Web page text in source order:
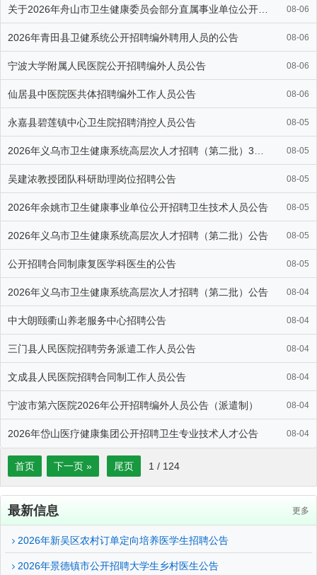
08-06
2026年青田县卫健系统公开招聘编外聘用人员的公告 08-06
宁波大学附属人民医院公开招聘编外人员公告 08-06
仙居县中医院医共体招聘编外工作人员公告 08-06
永嘉县碧莲镇中心卫生院招聘消控人员公告 08-05
08-05
吴建浓教授团队科研助理岗位招聘公告 08-05
2026年余姚市卫生健康事业单位公开招聘卫生技术人员公告 08-05
2026年义乌市卫生健康系统高层次人才招聘（第二批）公告 08-05
公开招聘合同制康复医学科医生的公告 08-05
2026年义乌市卫生健康系统高层次人才招聘（第二批）公告 08-04
中大朗颐衢山养老服务中心招聘公告 08-04
三门县人民医院招聘劳务派遣工作人员公告 08-04
文成县人民医院招聘合同制工作人员公告 08-04
宁波市第六医院2026年公开招聘编外人员公告（派遣制） 08-04
2026年岱山医疗健康集团公开招聘卫生专业技术人才公告 08-04
首页 下一页 » 尾页 1 / 124
更多
最新信息
2026年新吴区农村订单定向培养医学生招聘公告
2026年景德镇市公开招聘大学生乡村医生公告